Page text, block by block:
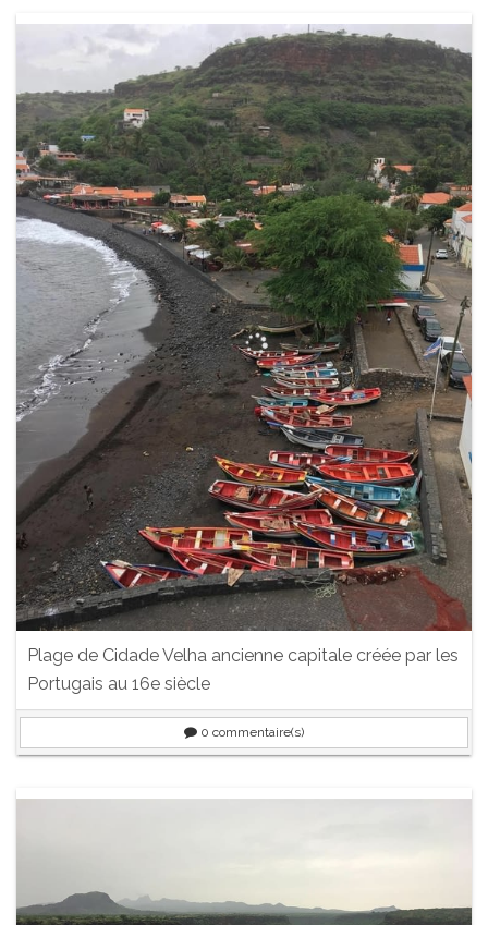
Plage de Cidade Velha ancienne capitale créée par les
Portugais au 16e siècle
0 commentaire(s)